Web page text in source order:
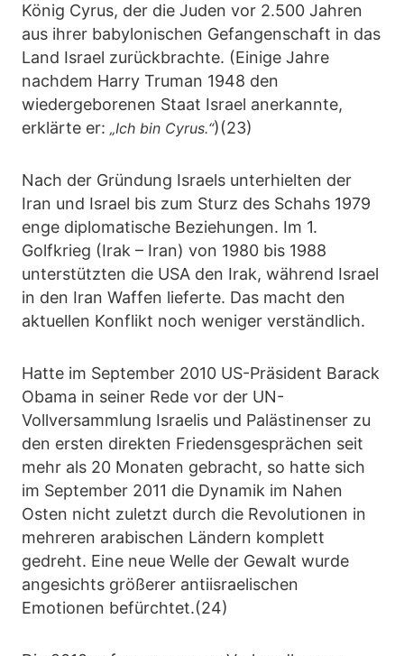
König Cyrus, der die Juden vor 2.500 Jahren
aus ihrer babylonischen Gefangenschaft in das
Land Israel zurückbrachte. (Einige Jahre
nachdem Harry Truman 1948 den
wiedergeborenen Staat Israel anerkannte,
erklärte er: „Ich bin Cyrus.“)(23)
Nach der Gründung Israels unterhielten der
Iran und Israel bis zum Sturz des Schahs 1979
enge diplomatische Beziehungen. Im 1.
Golfkrieg (Irak – Iran) von 1980 bis 1988
unterstützten die USA den Irak, während Israel
in den Iran Waffen lieferte. Das macht den
aktuellen Konflikt noch weniger verständlich.
Hatte im September 2010 US-Präsident Barack
Obama in seiner Rede vor der UN-
Vollversammlung Israelis und Palästinenser zu
den ersten direkten Friedensgesprächen seit
mehr als 20 Monaten gebracht, so hatte sich
im September 2011 die Dynamik im Nahen
Osten nicht zuletzt durch die Revolutionen in
mehreren arabischen Ländern komplett
gedreht. Eine neue Welle der Gewalt wurde
angesichts größerer antiisraelischen
Emotionen befürchtet.(24)